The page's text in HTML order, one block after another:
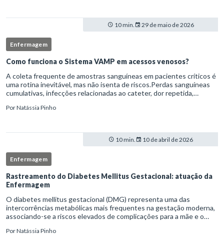
10 min. 29 de maio de 2026
Enfermagem
Como funciona o Sistema VAMP em acessos venosos?
A coleta frequente de amostras sanguíneas em pacientes críticos é
uma rotina inevitável, mas não isenta de riscos.Perdas sanguíneas
cumulativas, infecções relacionadas ao cateter, dor repetida,
PorNatássia Pinho
10 min. 10 de abril de 2026
Enfermagem
Rastreamento do Diabetes Mellitus Gestacional: atuação da
Enfermagem
O diabetes mellitus gestacional (DMG) representa uma das
intercorrências metabólicas mais frequentes na gestação moderna,
associando-se a riscos elevados de complicações para a mãe e o
enferm
PorNatássia Pinho